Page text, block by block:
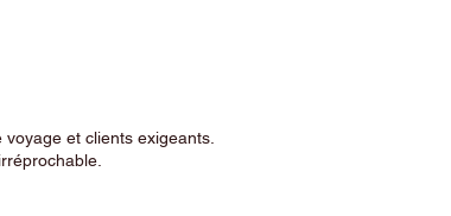
et clients exigeants.